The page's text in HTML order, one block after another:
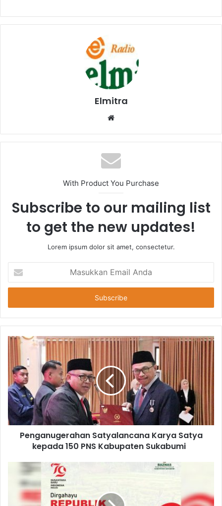
Elmitra
Website
With Product You Purchase
Subscribe to our mailing list
to get the new updates!
Lorem ipsum dolor sit amet, consectetur.
Email
Anda
Penganugerahan Satyalancana Karya Satya
kepada 150 PNS Kabupaten Sukabumi